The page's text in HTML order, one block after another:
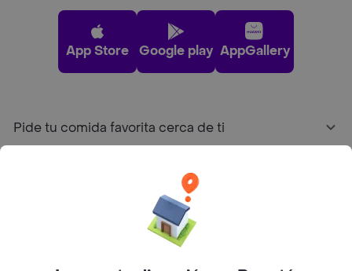
App Store Google play AppGallery
Pide tu comida favorita cerca de ti